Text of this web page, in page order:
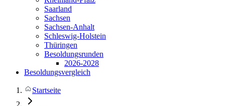
Saarland
Sachsen
Sachsen-Anhalt
Schleswig-Holstein
Thüringen
Besoldungsrunden
2026-2028
Besoldungsvergleich
Startseite